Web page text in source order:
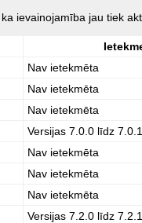
ievainojamība jau tiek
Nav ietekmēta
Nav ietekmēta
Nav ietekmēta
Versijas 7.0.0 līdz
Nav ietekmēta
Nav ietekmēta
Nav ietekmēta
Versijas 7.2.0 līdz